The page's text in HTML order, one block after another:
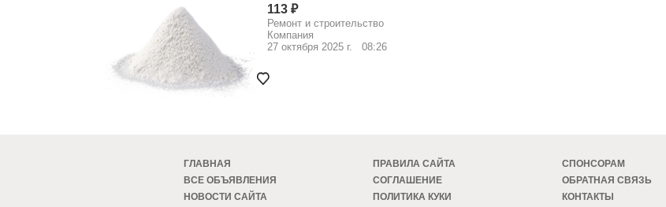
113 ₽
Ремонт и строительство
Компания
27 октября 2025 г. 08:26
ГЛАВНАЯ
ВСЕ ОБЪЯВЛЕНИЯ
НОВОСТИ САЙТА
ПРАВИЛА САЙТА
СОГЛАШЕНИЕ
ПОЛИТИКА КУКИ
СПОНСОРАМ
ОБРАТНАЯ СВЯЗЬ
КОНТАКТЫ